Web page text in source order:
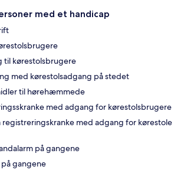
med et handicap
til kørestolsbrugere
med kørestolsadgang på stedet
til hørehæmmede
med adgang for kørestolsbrugere
registreringskranke med adgang for kørestole
på gangene
gangene